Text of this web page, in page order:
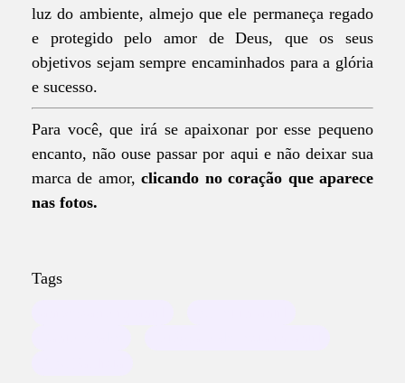
luz do ambiente, almejo que ele permaneça regado
e protegido pelo amor de Deus, que os seus
objetivos sejam sempre encaminhados para a glória
e sucesso.
Para você, que irá se apaixonar por esse pequeno
encanto, não ouse passar por aqui e não deixar sua
marca de amor,clicando no coração que aparece
nas fotos.
Tags